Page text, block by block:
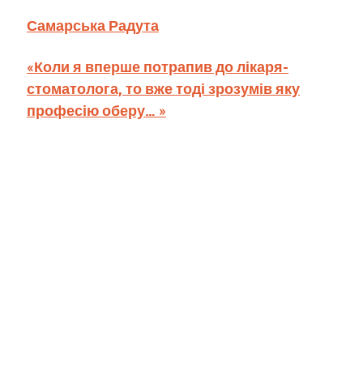
Самарська Радута
«Коли я вперше потрапив до лікаря-
стоматолога, то вже тоді зрозумів яку
професію оберу… »